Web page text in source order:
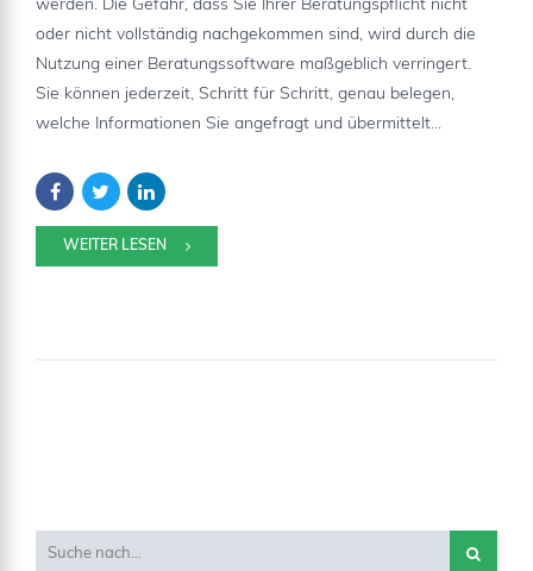
werden. Die Gefahr, dass Sie Ihrer Beratungspflicht nicht
oder nicht vollständig nachgekommen sind, wird durch die
Nutzung einer Beratungssoftware maßgeblich verringert.
Sie können jederzeit, Schritt für Schritt, genau belegen,
welche Informationen Sie angefragt und übermittelt...
WEITER LESEN